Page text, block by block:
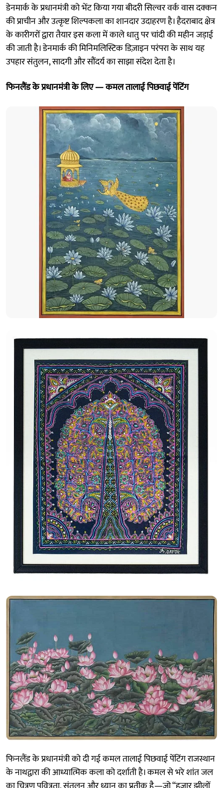
डेनमार्क के प्रधानमंत्री को भेंट किया गया बीदरी सिल्वर वर्क वास दक्कन
की प्राचीन और उत्कृष्ट शिल्पकला का शानदार उदाहरण है। हैदराबाद क्षेत्र
के कारीगरों द्वारा तैयार इस कला में काले धातु पर चांदी की महीन जड़ाई
की जाती है। डेनमार्क की मिनिमलिस्टिक डिज़ाइन परंपरा के साथ यह
उपहार संतुलन, सादगी और सौंदर्य का साझा संदेश देता है।
फिनलैंड के प्रधानमंत्री के लिए — कमल तालाई पिछवाई पेंटिंग
फिनलैंड के प्रधानमंत्री को दी गई कमल तालाई पिछवाई पेंटिंग राजस्थान
के नाथद्वारा की आध्यात्मिक कला को दर्शाती है। कमल से भरे शांत जल